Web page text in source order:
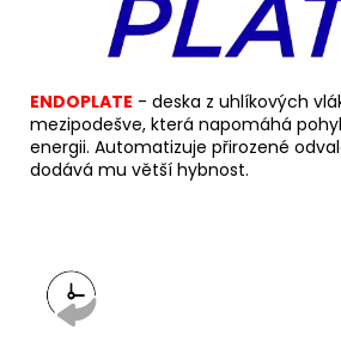
ENDOPLATE - deska z uhlíkových
mezipodešve, která napomáhá
energii. Automatizuje přirozené
dodává mu větší hybnost.